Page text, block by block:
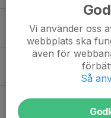
29 jun, 14:58
22 jun, 13:55
Karlskoga SK -
Vi använder oss
webbplats ska
även för
Så